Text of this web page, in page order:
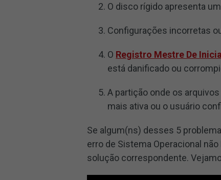
O disco rígido apresenta
Configurações incorretas
O Registro Mestre De
está danificado ou
A partição onde os
mais ativa ou o usuário
Se algum(ns) desses 5
erro de Sistema Operacional
solução correspondente.